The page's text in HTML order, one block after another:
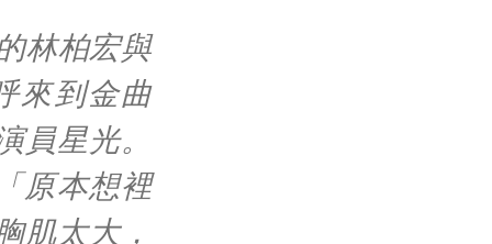
林柏宏與
來到金曲
星光。
原本想裡
肌太大，